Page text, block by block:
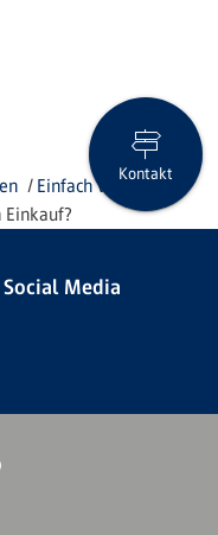
Einfach vorsorgen
Kontakt
Media